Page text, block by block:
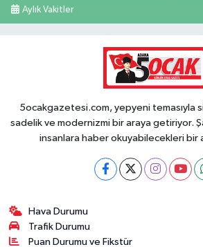
Aylık Vakitler
5ocakgazetesi.com, yepyeni temasıyla
sadelik ve modernizmi bir araya getiriyor.
insanlara haber okuyabilecekleri bir
Hava Durumu
Trafik Durumu
Puan Durumu ve Fikstür